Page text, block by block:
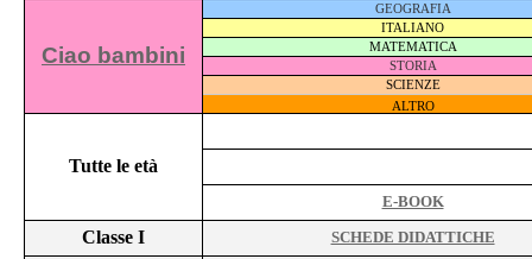
Ciao bambini
GEOGRAFIA
ITALIANO
MATEMATICA
STORIA
SCIENZE
ALTRO
Tutte le età
E-BOOK
Classe I SCHEDE DIDATTICHE